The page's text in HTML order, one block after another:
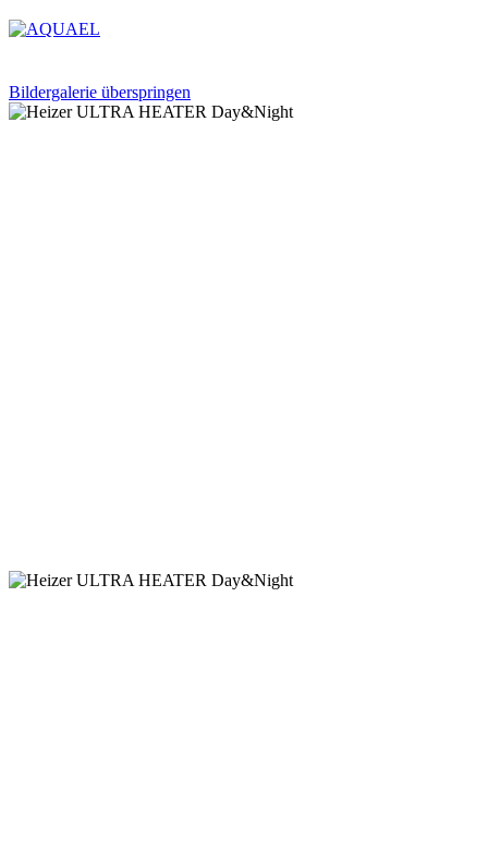
Bildergalerie überspringen